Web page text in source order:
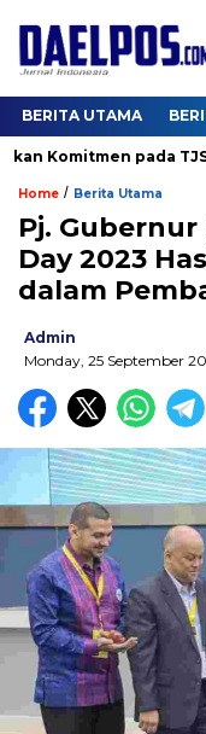
BERITA UTAMA
pada TJSL &
Home / Berita Utama
Pj.
Day 2023
dalam
Admin
Monday, 25 September